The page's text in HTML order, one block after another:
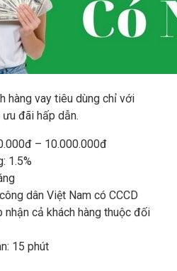
hàng vay tiêu dùng chỉ với
đãi hấp dẫn.
– 10.000.000đ
1.5%
dân Việt Nam có CCCD
nhận cả khách hàng thuộc đối
15 phút